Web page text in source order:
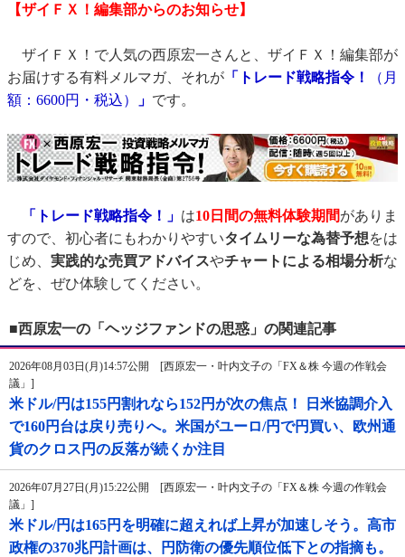
【ザイＦＸ！編集部からのお知らせ】
ザイＦＸ！で人気の西原宏一さんと、ザイＦＸ！編集部が
お届けする有料メルマガ、それが 「トレード戦略指令！
（月
額：6600円・税込）
」 です。
「トレード戦略指令！」 は10日間の無料体験期間がありま
すので、初心者にもわかりやすいタイムリーな為替予想をは
じめ、 実践的な売買アドバイスやチャートによる相場分析な
どを、ぜひ体験してください。
■西原宏一の「ヘッジファンドの思惑」の関連記事
2026年08月03日(月)14:57公開 [西原宏一・叶内文子の「FX＆株 今週の作戦会
議」]
米ドル/円は155円割れなら152円が次の焦点！ 日米協調介入
で160円台は戻り売りへ。米国がユーロ/円で円買い、欧州通
貨のクロス円の反落が続くか注目
2026年07月27日(月)15:22公開 [西原宏一・叶内文子の「FX＆株 今週の作戦会
議」]
米ドル/円は165円を明確に超えれば上昇が加速しそう。高市
政権の370兆円計画は、円防衛の優先順位低下との指摘も。